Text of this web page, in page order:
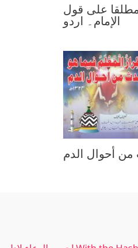
مطلقا على قول
الإمام۔ اردو
من أحوال الدم